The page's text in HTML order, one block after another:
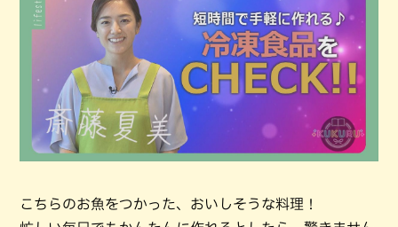
こちらのお魚をつかった、おいしそうな料理！